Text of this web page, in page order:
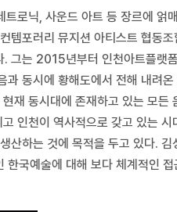
로닉, 사운드 아트 등 장르에 얽
템포러리 뮤지션 아티스트 협동
그는 2015년부터 인천아트플랫
과 동시에 황해도에서 전해 내려
재 동시대에 존재하고 있는 모
인천이 역사적으로 갖고 있는
산하는 것에 목적을 두고 있다.
한국예술에 대해 보다 체계적인